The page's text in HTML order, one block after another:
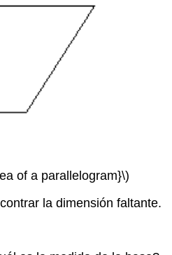
of a parallelogram}\)
la dimensión faltante.